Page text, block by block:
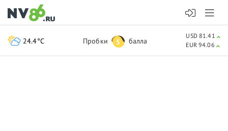
24.4°C Пробки 5 балла
USD 81.41
EUR 94.06